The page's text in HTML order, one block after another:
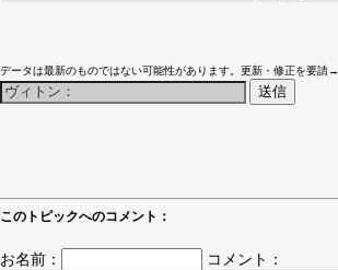
データは最新のものではない可能性があります。更新・修正を要請→
このトピックへのコメント：
お名前：
コメント：